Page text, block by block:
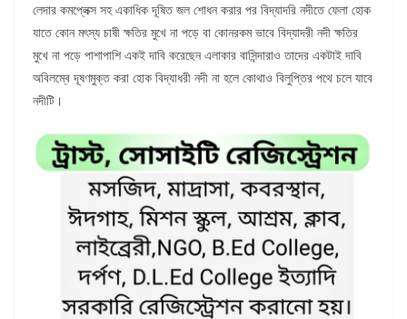
লেদার কমপ্লেক্স সহ একাধিক দূষিত জল শোধন করার পর বিদ্যাদরি নদীতে ফেলা হোক
যাতে কোন মৎস্য চাষী ক্ষতির মুখে না পড়ে বা কোনরকম ভাবে বিদ্যাদরী নদী ক্ষতির
মুখে না পড়ে পাশাপাশি একই দাবি করেছেন এলাকার বাসিন্দারাও তাদের একটাই দাবি
অবিলম্বে দূষণমুক্ত করা হোক বিদ্যাধরী নদী না হলে কোথাও বিলুপ্তির পথে চলে যাবে
নদীটি।